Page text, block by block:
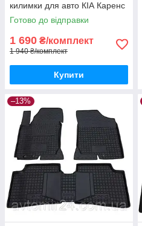
килимки для авто КІА Каренс
2013- Автогум
Готово до відправки
1 690 ₴/комплект
1 940 ₴/комплект
Купити
–13%